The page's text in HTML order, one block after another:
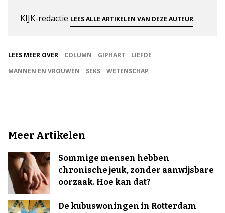
KIJK-redactie LEES ALLE ARTIKELEN VAN DEZE AUTEUR.
LEES MEER OVER COLUMN GIPHART
LIEFDE
MANNEN EN VROUWEN
SEKS WETENSCHAP
Meer Artikelen
Sommige mensen hebben
chronische jeuk, zonder aanwijsbare
oorzaak. Hoe kan dat?
De kubuswoningen in Rotterdam